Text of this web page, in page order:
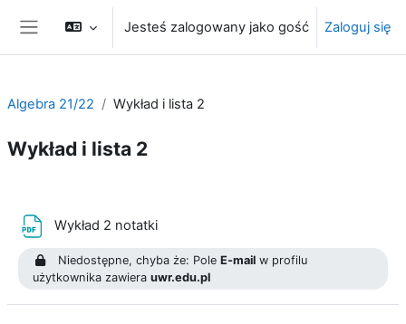
Przejdź do głównej zawartości
Panel boczny
Jesteś zalogowany jako gość Zaloguj się
Algebra 21/22 Wykład i lista 2
Wykład i lista 2
Wykład 2 notatki
Niedostępne, chyba że: PoleE-mail w profilu
użytkownika zawiera uwr.edu.pl